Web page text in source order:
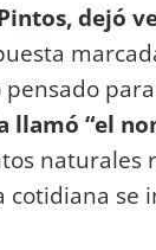
dejó
llamó “el
naturales
se